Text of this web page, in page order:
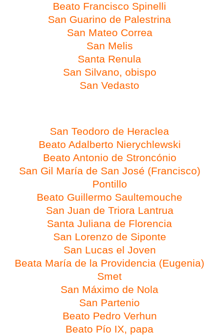
Beato Francisco Spinelli
San Guarino de Palestrina
San Mateo Correa
San Melis
Santa Renula
San Silvano, obispo
San Vedasto
San Teodoro de Heraclea
Beato Adalberto Nierychlewski
Beato Antonio de Stroncónio
San Gil María de San José (Francisco)
Pontillo
Beato Guillermo Saultemouche
San Juan de Triora Lantrua
Santa Juliana de Florencia
San Lorenzo de Siponte
San Lucas el Joven
Beata María de la Providencia (Eugenia)
Smet
San Máximo de Nola
San Partenio
Beato Pedro Verhun
Beato Pío IX, papa